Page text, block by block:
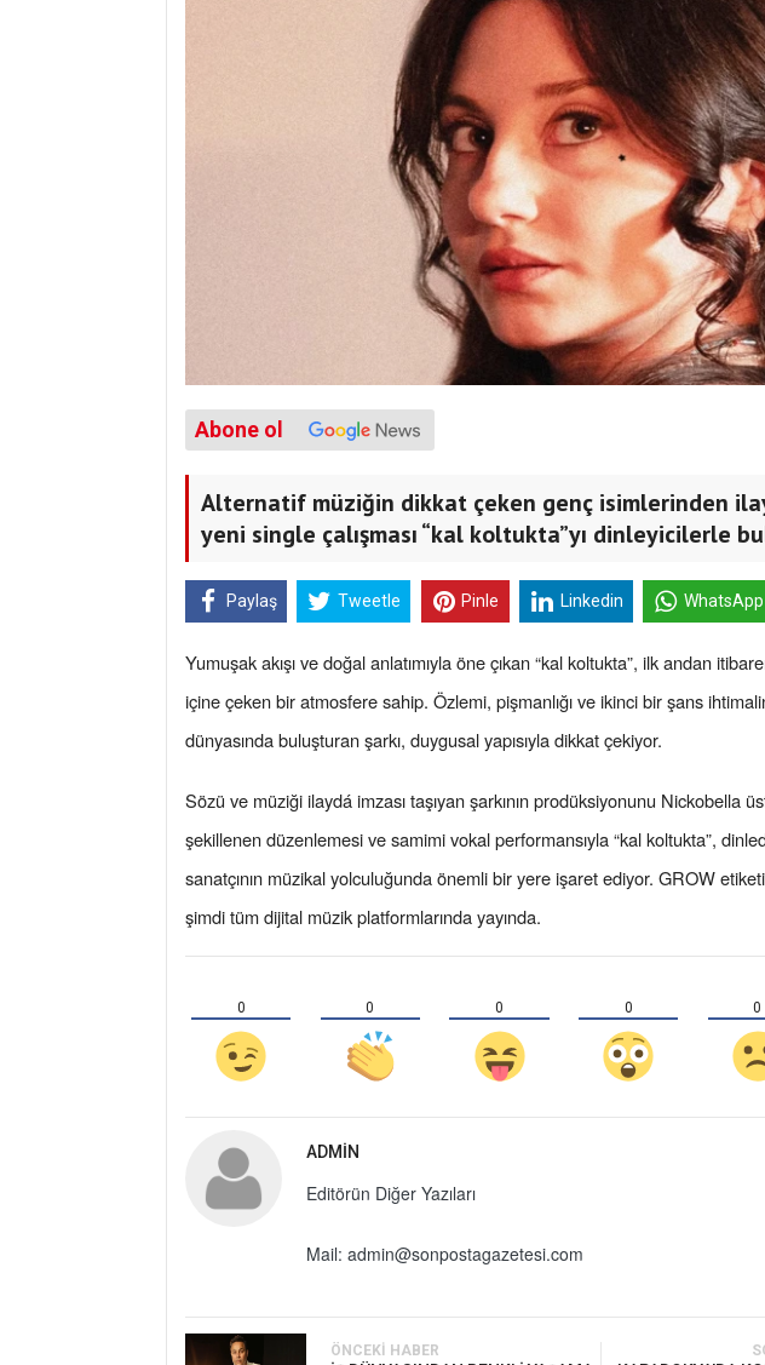
Abone ol
Alternatif müziğin dikkat çeken genç isimlerinden
yeni single çalışması “kal koltukta”yı dinleyicilerle
Paylaş Tweetle Pinle Linkedin WhatsApp
Yumuşak akışı ve doğal anlatımıyla öne çıkan “kal koltukta”, ilk andan
içine çeken bir atmosfere sahip. Özlemi, pişmanlığı ve ikinci bir şans
dünyasında buluşturan şarkı, duygusal yapısıyla dikkat çekiyor.
Sözü ve müziği ilaydá imzası taşıyan şarkının prodüksiyonunu Nickobella
şekillenen düzenlemesi ve samimi vokal performansıyla “kal koltukta”,
sanatçının müzikal yolculuğunda önemli bir yere işaret ediyor. GROW
şimdi tüm dijital müzik platformlarında yayında.
0 0 0 0 0
ADMIN
Editörün Diğer Yazıları
Mail: admin@sonpostagazetesi.com
ÖNCEKI HABER